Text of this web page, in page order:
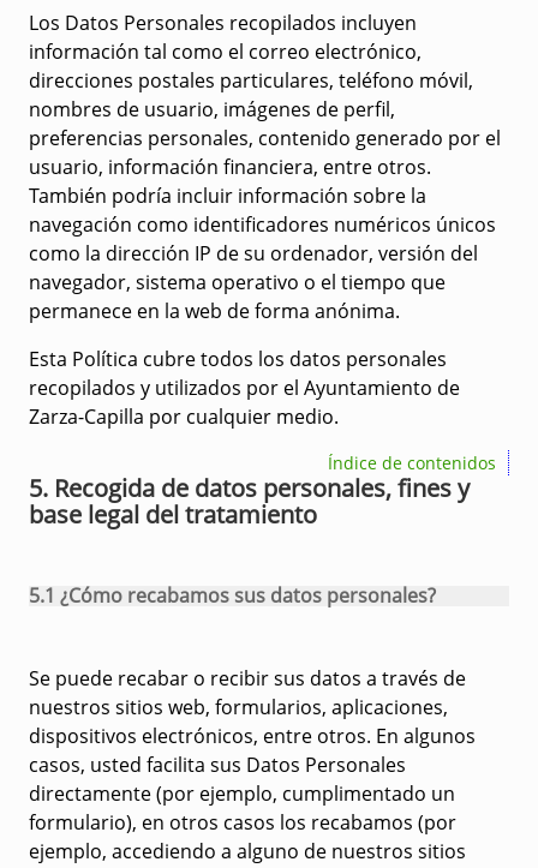
Los Datos Personales recopilados incluyen
información tal como el correo electrónico,
direcciones postales particulares, teléfono móvil,
nombres de usuario, imágenes de perfil,
preferencias personales, contenido generado por el
usuario, información financiera, entre otros.
También podría incluir información sobre la
navegación como identificadores numéricos únicos
como la dirección IP de su ordenador, versión del
navegador, sistema operativo o el tiempo que
permanece en la web de forma anónima.
Esta Política cubre todos los datos personales
recopilados y utilizados por el Ayuntamiento de
Zarza-Capilla por cualquier medio.
Índice de contenidos
5. Recogida de datos personales, fines y
base legal del tratamiento
5.1 ¿Cómo recabamos sus datos personales?
Se puede recabar o recibir sus datos a través de
nuestros sitios web, formularios, aplicaciones,
dispositivos electrónicos, entre otros. En algunos
casos, usted facilita sus Datos Personales
directamente (por ejemplo, cumplimentado un
formulario), en otros casos los recabamos (por
ejemplo, accediendo a alguno de nuestros sitios